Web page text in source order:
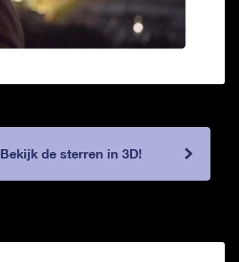
Bekijk de sterren in 3D!